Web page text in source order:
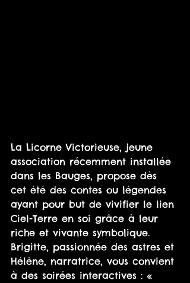
La Licorne Victorieuse, jeune
association récemment installée
dans les Bauges, propose dès
cet été des contes ou légendes
ayant pour but de vivifier le lien
Ciel-Terre en soi grâce à leur
riche et vivante symbolique.
Brigitte, passionnée des astres et
Hélène, narratrice, vous convient
à des soirées interactives : «